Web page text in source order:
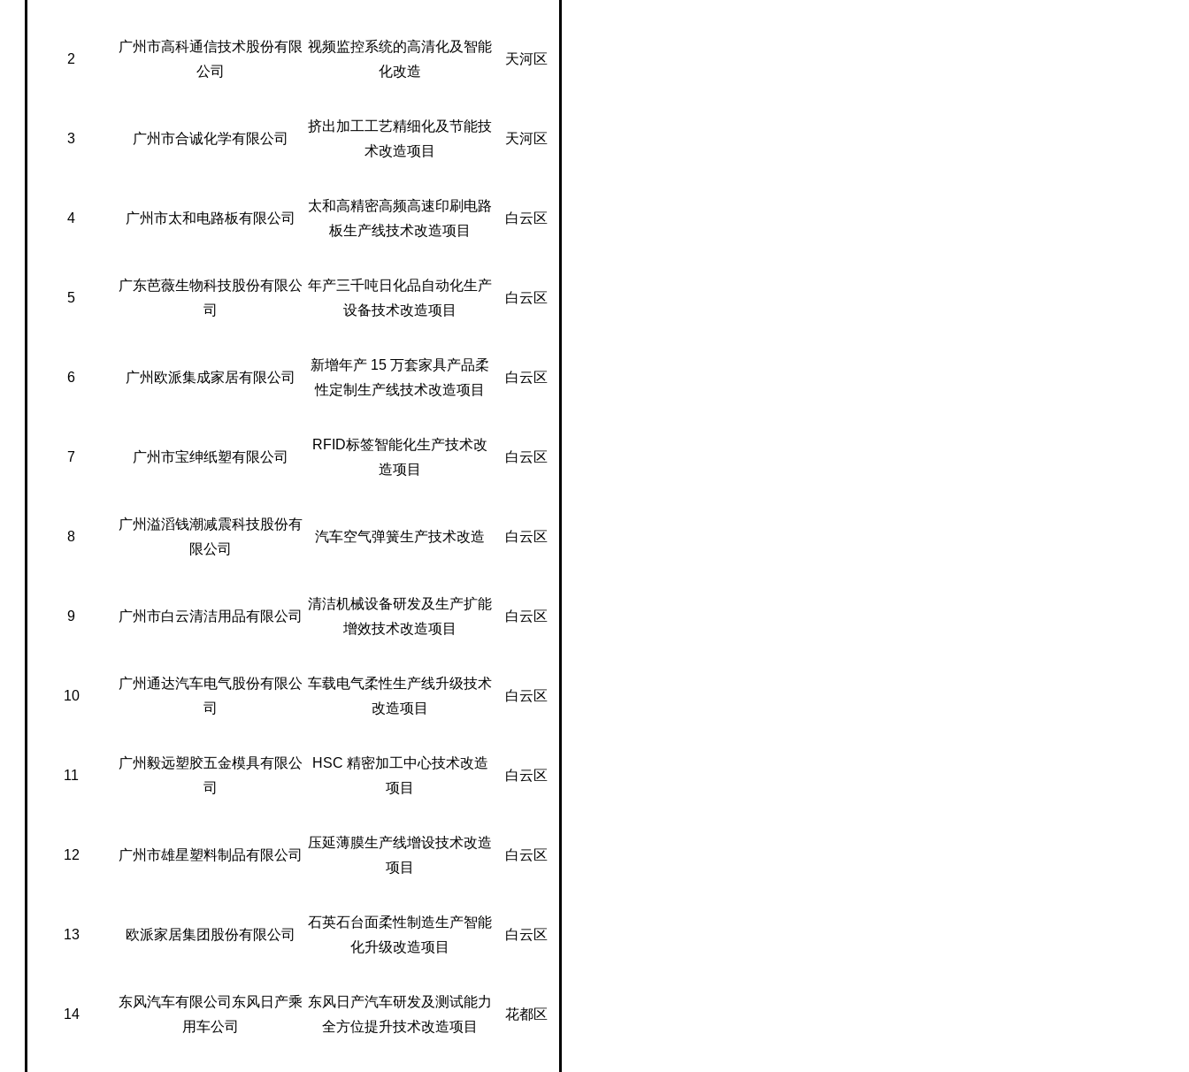
2
广州市高科通信技术股份有限
公司
视频监控系统的高清化及智能
化改造
天河区
3 广州市合诚化学有限公司
挤出加工工艺精细化及节能技
术改造项目
天河区
4 广州市太和电路板有限公司
太和高精密高频高速印刷电路
板生产线技术改造项目
白云区
5
广东芭薇生物科技股份有限公
司
年产三千吨日化品自动化生产
设备技术改造项目
白云区
6 广州欧派集成家居有限公司
新增年产 15 万套家具产品柔
性定制生产线技术改造项目
白云区
7 广州市宝绅纸塑有限公司
RFID标签智能化生产技术改
造项目
白云区
8
广州溢滔钱潮减震科技股份有
限公司
汽车空气弹簧生产技术改造 白云区
9 广州市白云清洁用品有限公司
清洁机械设备研发及生产扩能
增效技术改造项目
白云区
10
广州通达汽车电气股份有限公
司
车载电气柔性生产线升级技术
改造项目
白云区
11
广州毅远塑胶五金模具有限公
司
HSC 精密加工中心技术改造
项目
白云区
12 广州市雄星塑料制品有限公司
压延薄膜生产线增设技术改造
项目
白云区
13 欧派家居集团股份有限公司
石英石台面柔性制造生产智能
化升级改造项目
白云区
14
东风汽车有限公司东风日产乘
用车公司
东风日产汽车研发及测试能力
全方位提升技术改造项目
花都区